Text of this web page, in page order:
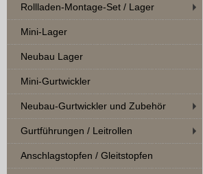
Rollladen-Montage-Set / Lager
Mini-Lager
Neubau Lager
Mini-Gurtwickler
Neubau-Gurtwickler und Zubehör
Gurtführungen / Leitrollen
Anschlagstopfen / Gleitstopfen